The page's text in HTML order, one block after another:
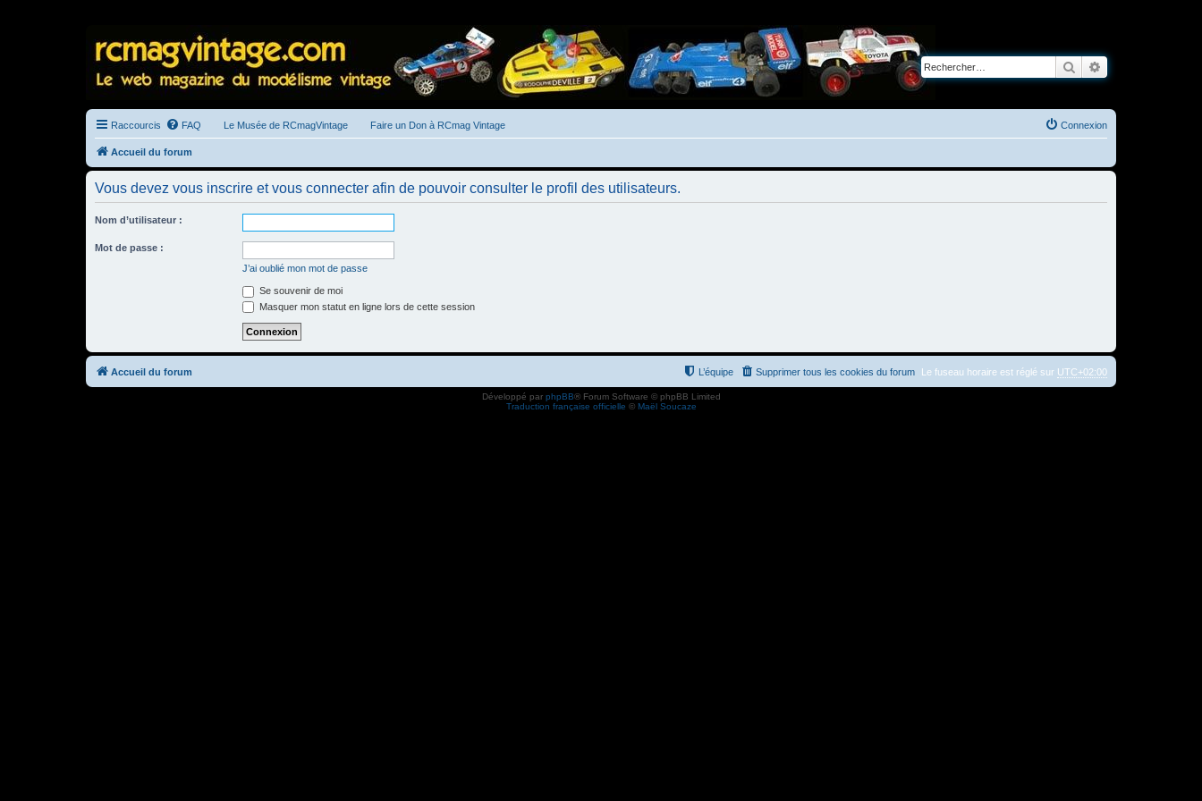
Rechercher
Raccourcis FAQ Le Musée de RCmagVintage Faire un Don à RCmag Vintage Connexion
Accueil du forum
Vous devez vous inscrire et vous connecter afin de pouvoir consulter le profil des utilisateurs.
Nom d’utilisateur :
Mot de passe :
J’ai oublié mon mot de passe
Se souvenir de moi
Masquer mon statut en ligne lors de cette session
Accueil du forum Le fuseau horaire est réglé sur UTC+02:00
Supprimer tous les cookies du forum
L’équipe
Développé par phpBB® Forum Software © phpBB Limited
Traduction française officielle © Maël Soucaze